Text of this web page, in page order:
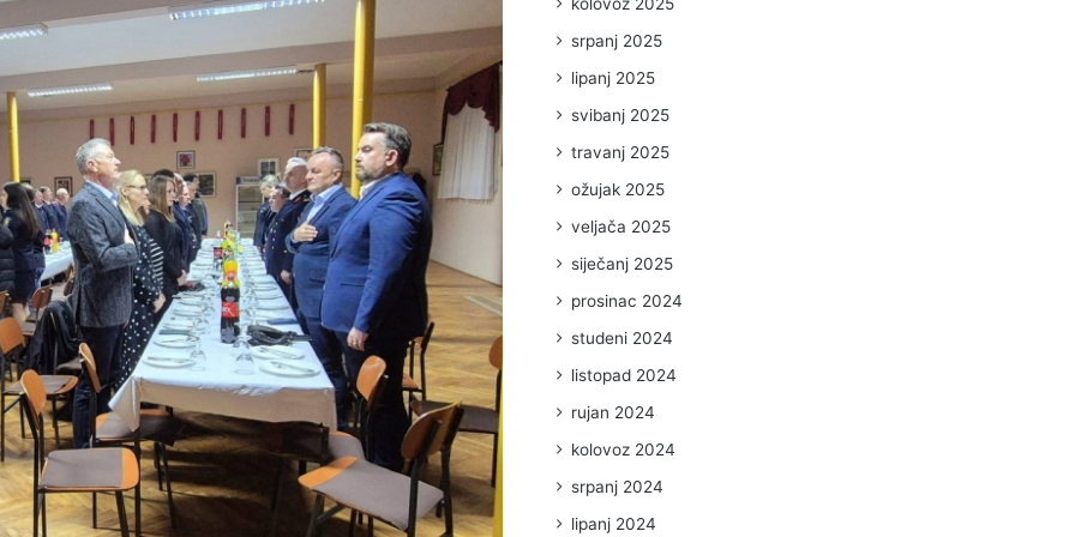
srpanj 2025
lipanj 2025
svibanj 2025
travanj 2025
ožujak 2025
veljača 2025
siječanj 2025
prosinac 2024
studeni 2024
listopad 2024
rujan 2024
kolovoz 2024
srpanj 2024
lipanj 2024